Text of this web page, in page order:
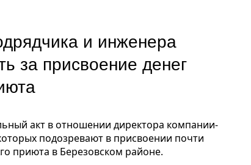
и инженера
за присвоение денег
акт в отношении директора компании-
подозревают в присвоении почти
приюта в Березовском районе.